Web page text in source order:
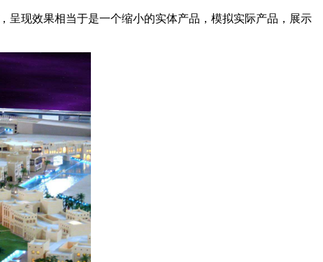
呈现效果相当于是一个缩小的实体产品，模拟实际产品，展示